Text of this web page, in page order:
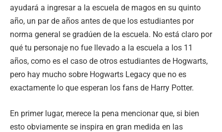
ayudará a ingresar a la escuela de magos en su quinto
año, un par de años antes de que los estudiantes por
norma general se gradúen de la escuela. No está claro por
qué tu personaje no fue llevado a la escuela a los 11
años, como es el caso de otros estudiantes de Hogwarts,
pero hay mucho sobre Hogwarts Legacy que no es
exactamente lo que esperan los fans de Harry Potter.
En primer lugar, merece la pena mencionar que, si bien
esto obviamente se inspira en gran medida en las